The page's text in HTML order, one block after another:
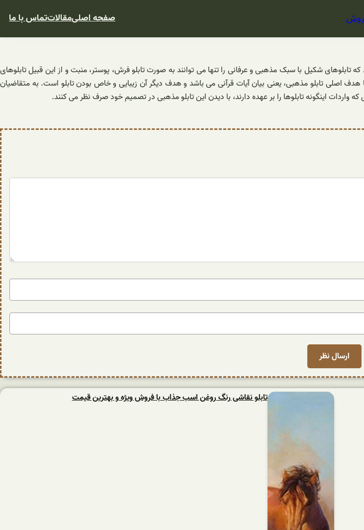
صفحه اصلیمقالاتتماس با ما
تابلوهای شکیل با سبک مذهبی و عرفانی را تنها می توانند به صورت تابلو فرش، پوستر، منبت و از این قبیل تابلوهای
اصلی تابلو مذهبی، یعنی بیان آیات قرآنی می باشد و هدف دیگر آن زیبایی و خاص بودن تابلو است. به متقاضیان
واردات اینگونه تابلوها را بر عهده دارند، با دیدن این تابلو مذهبی در تصمیم خود صرف نظر می کنند.
تابلو نقاشی رنگ روغن اسب جذاب با فروش ویژه و بهترین قیمت